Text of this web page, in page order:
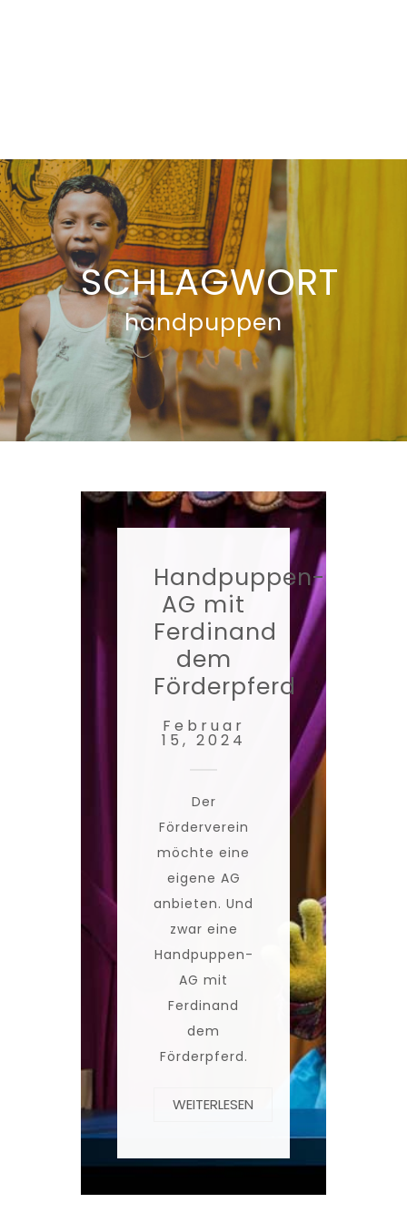
SCHLAGWORT
handpuppen
Handpuppen-
AG mit
Ferdinand
dem
Förderpferd
Februar
15, 2024
Der
Förderverein
möchte eine
eigene AG
anbieten. Und
zwar eine
Handpuppen-
AG mit
Ferdinand
dem
Förderpferd.
WEITERLESEN